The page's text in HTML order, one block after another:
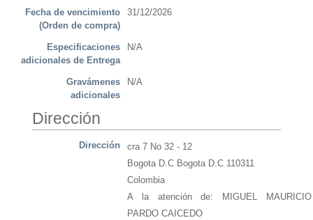
Fecha de vencimiento
(Orden de compra)
31/12/2026
Especificaciones
adicionales de Entrega
N/A
Gravámenes
adicionales
N/A
Dirección
Dirección
cra 7 No 32 - 12
Bogota D.C Bogota D.C 110311
Colombia
A la atención de: MIGUEL MAURICIO
PARDO CAICEDO